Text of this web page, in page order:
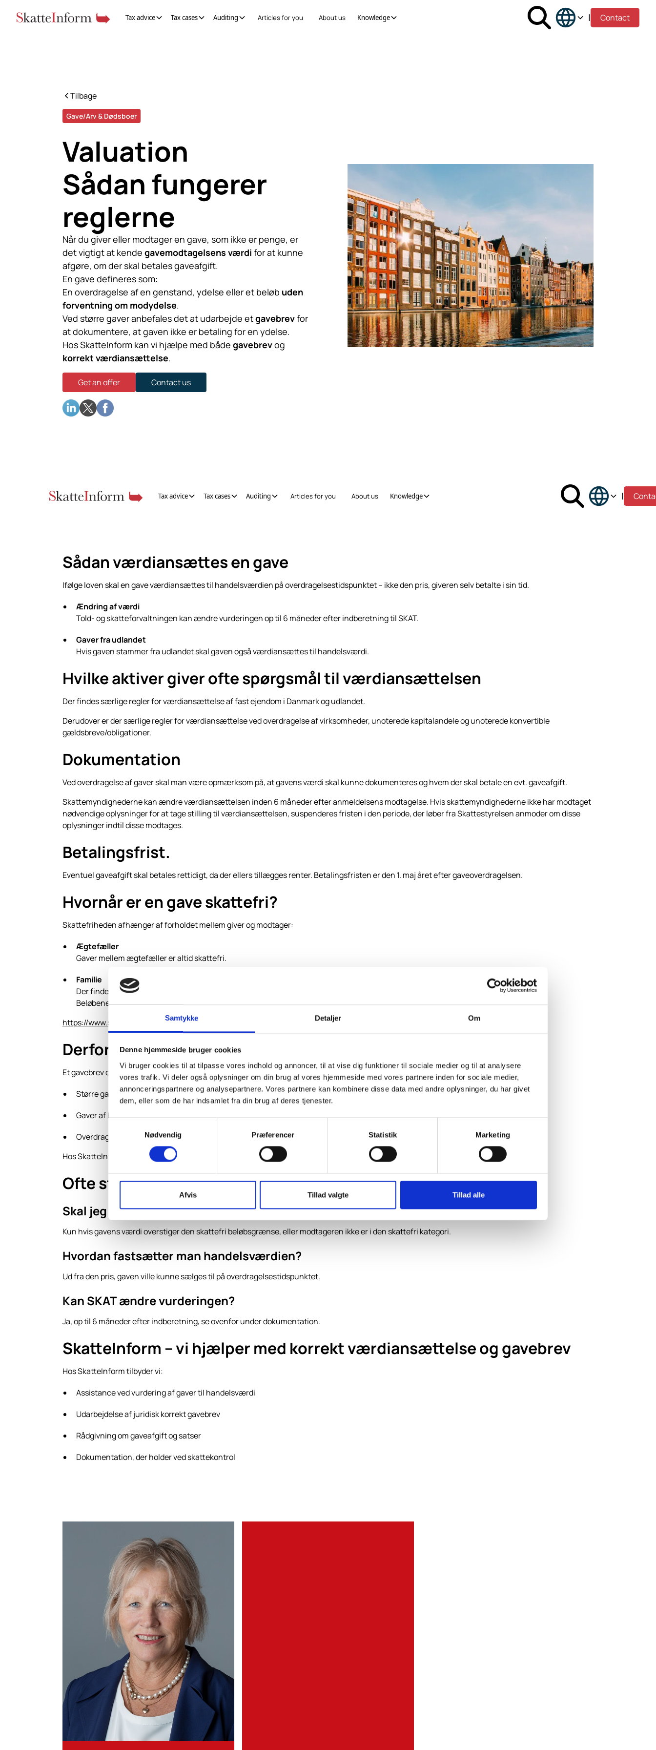
Samtykke Detaljer Om
Denne hjemmeside bruger cookies
Vi bruger cookies til at tilpasse vores indhold og annoncer, til at vise dig funktioner til sociale medier og til at analysere
vores trafik. Vi deler også oplysninger om din brug af vores hjemmeside med vores partnere inden for sociale medier,
annonceringspartnere og analysepartnere. Vores partnere kan kombinere disse data med andre oplysninger, du har givet
dem, eller som de har indsamlet fra din brug af deres tjenester.
Nødvendig
Præferencer Statistik Marketing
Afvis Tillad valgte Tillad alle
Tax advice Tax cases Auditing Articles for you About us Knowledge | Contact
Tilbage
Gave/Arv & Dødsboer
Valuation
Sådan fungerer
reglerne
Når du giver eller modtager en gave, som ikke er penge, er
det vigtigt at kende gavemodtagelsens værdi for at kunne
afgøre, om der skal betales gaveafgift.
En gave defineres som:
En overdragelse af en genstand, ydelse eller et beløb uden
forventning om modydelse.
Ved større gaver anbefales det at udarbejde etgavebrevfor
at dokumentere, at gaven ikke er betaling for en ydelse.
Hos SkatteInform kan vi hjælpe med både gavebrevog
korrekt værdiansættelse.
Get an offer Contact us
Tax advice Tax cases Auditing Articles for you About us Knowledge |
Sådan værdiansættes en gave
Ifølge loven skal en gave værdiansættes til handelsværdien på overdragelsestidspunktet – ikke den pris, giveren selv betalte i sin tid.
Ændring af værdi
Told- og skatteforvaltningen kan ændre vurderingen op til 6 måneder efter indberetning til SKAT.
Gaver fra udlandet
Hvis gaven stammer fra udlandet skal gaven også værdiansættes til handelsværdi.
Hvilke aktiver giver ofte spørgsmål til værdiansættelsen
Der findes særlige regler for værdiansættelse af fast ejendom i Danmark og udlandet.
Derudover er der særlige regler for værdiansættelse ved overdragelse af virksomheder, unoterede kapitalandele og unoterede konvertible
gældsbreve/obligationer.
Dokumentation
Ved overdragelse af gaver skal man være opmærksom på, at gavens værdi skal kunne dokumenteres og hvem der skal betale en evt. gaveafgift.
Skattemyndighederne kan ændre værdiansættelsen inden 6 måneder efter anmeldelsens modtagelse. Hvis skattemyndighederne ikke har modtaget
nødvendige oplysninger for at tage stilling til værdiansættelsen, suspenderes fristen i den periode, der løber fra Skattestyrelsen anmoder om disse
oplysninger indtil disse modtages.
Betalingsfrist.
Eventuel gaveafgift skal betales rettidigt, da der ellers tillægges renter. Betalingsfristen er den 1. maj året efter gaveoverdragelsen.
Hvornår er en gave skattefri?
Skattefriheden afhænger af forholdet mellem giver og modtager:
Ægtefæller
Gaver mellem ægtefæller er altid skattefri.
Familie
Der findes fasteskattefrie beløbsgrænser
Beløbene justeres årligt af Skat. Se de gældende grænser her:
https://www.skatteinform.dk/graenser-satser/afgifter-og-gebyrer
Derfor bør du overveje et gavebrev
Et gavebrev er særligt vigtigt ved:
Større gaver mellem familiemedlemmer
Gaver af høj værdi fra udlandet
Overdragelse af kunst, smykker, ejendom mv.
Hos SkatteInform sikrer vi, at gavebrevet lever op til gældende lovkrav, og at værdiansættelsen dokumenteres korrekt.
Ofte stillede spørgsmål (FAQ)
Skal jeg betale skat af en gave?
Kun hvis gavens værdi overstiger den skattefri beløbsgrænse, eller modtageren ikke er i den skattefri kategori.
Hvordan fastsætter man handelsværdien?
Ud fra den pris, gaven ville kunne sælges til på overdragelsestidspunktet.
Kan SKAT ændre vurderingen?
Ja, op til 6 måneder efter indberetning, se ovenfor under dokumentation.
SkatteInform – vi hjælper med korrekt værdiansættelse og gavebrev
Hos SkatteInform tilbyder vi:
Assistance ved vurdering af gaver til handelsværdi
Udarbejdelse af juridisk korrekt gavebrev
Rådgivning om gaveafgift og satser
Dokumentation, der holder ved skattekontrol